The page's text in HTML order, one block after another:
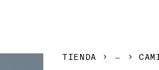
TIENDA